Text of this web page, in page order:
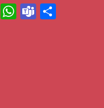
Li W Te